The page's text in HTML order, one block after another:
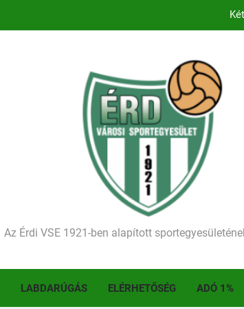
Történelmet írt az I. Érdi Football
Ellenfelünk visszalépése miatt
Kezdődik a
Történelmet írt az I. Érdi Football
Az Érdi VSE 1921-ben alapított
LABDARÚGÁS ELÉRHETŐSÉG ADÓ 1%